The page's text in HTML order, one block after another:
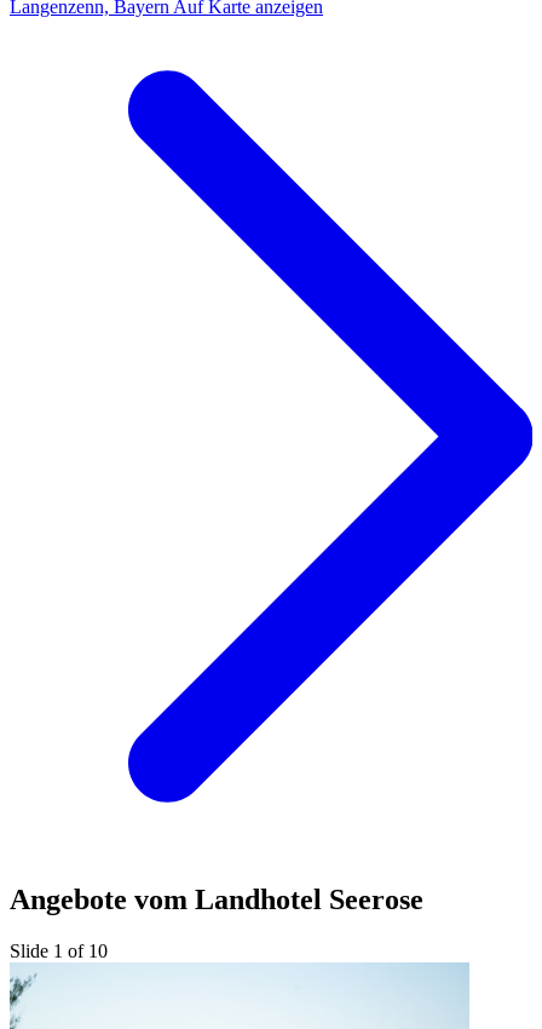
Langenzenn, Bayern Auf Karte anzeigen
Angebote vom Landhotel Seerose
Slide 1 of 10